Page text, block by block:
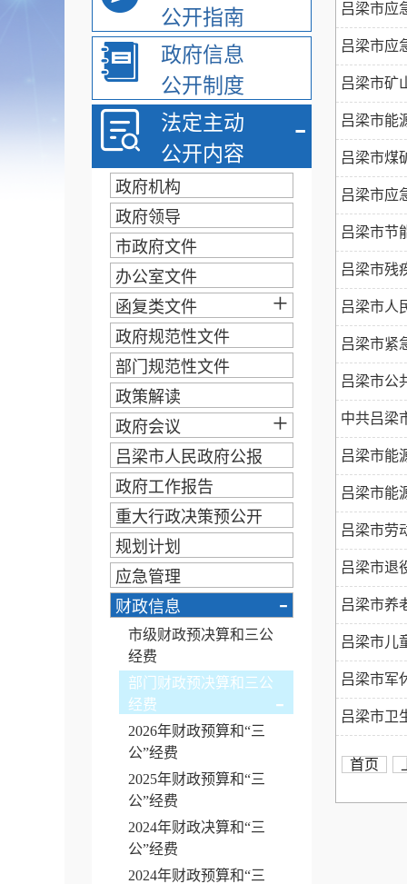
公开指南
政府信息
公开制度
法定主动
公开内容
-
政府机构
政府领导
市政府文件
办公室文件
函复类文件
+
政府规范性文件
部门规范性文件
政策解读
政府会议
+
吕梁市人民政府公报
政府工作报告
重大行政决策预公开
规划计划
应急管理
财政信息
-
市级财政预决算和三公
经费
部门财政预决算和三公
经费
-
2026年财政预算和“三
公”经费
2025年财政预算和“三
公”经费
2024年财政决算和“三
公”经费
2024年财政预算和“三
吕梁市应
吕梁市应
吕梁市矿
吕梁市能
吕梁市煤
吕梁市应
吕梁市节
吕梁市残
吕梁市人
吕梁市紧
吕梁市公
中共吕梁
吕梁市能
吕梁市能
吕梁市劳
吕梁市退
吕梁市养
吕梁市儿
吕梁市军
吕梁市卫
首页